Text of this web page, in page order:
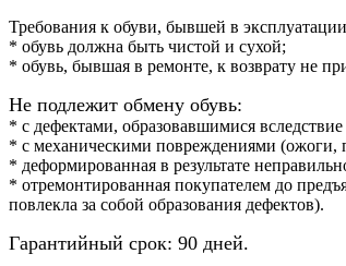
Требования к обуви, бывшей в
* обувь должна быть чистой и сухой;
* обувь, бывшая в ремонте, к возврату не
Не подлежит обмену обувь:
* с дефектами, образовавшимися
* с механическими повреждениями (ожоги,
* деформированная в результате
* отремонтированная покупателем до
повлекла за собой образования дефектов).
Гарантийный срок: 90 дней.